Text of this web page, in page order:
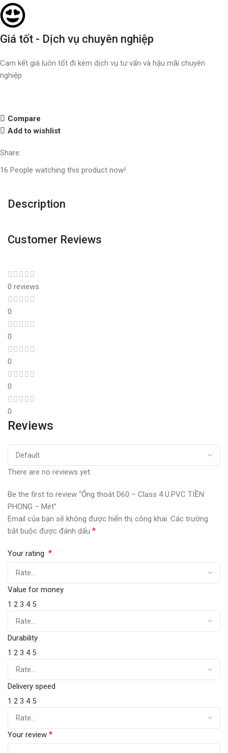
Giá tốt - Dịch vụ chuyên nghiệp
Cam kết giá luôn tốt đi kèm dịch vụ tư vấn và hậu mãi chuyên
nghiệp
Compare
Add to wishlist
Share:
16 People watching this product now!
Description
Customer Reviews
0 reviews
0
0
0
0
0
Reviews
There are no reviews yet.
Be the first to review “Ống thoát D60 – Class 4 U.PVC TIỀN
PHONG – Mét”
Email của bạn sẽ không được hiển thị công khai. Các trường
bắt buộc được đánh dấu *
Your rating *
Value for money
1 2 3 4 5
Durability
1 2 3 4 5
Delivery speed
1 2 3 4 5
Your review *